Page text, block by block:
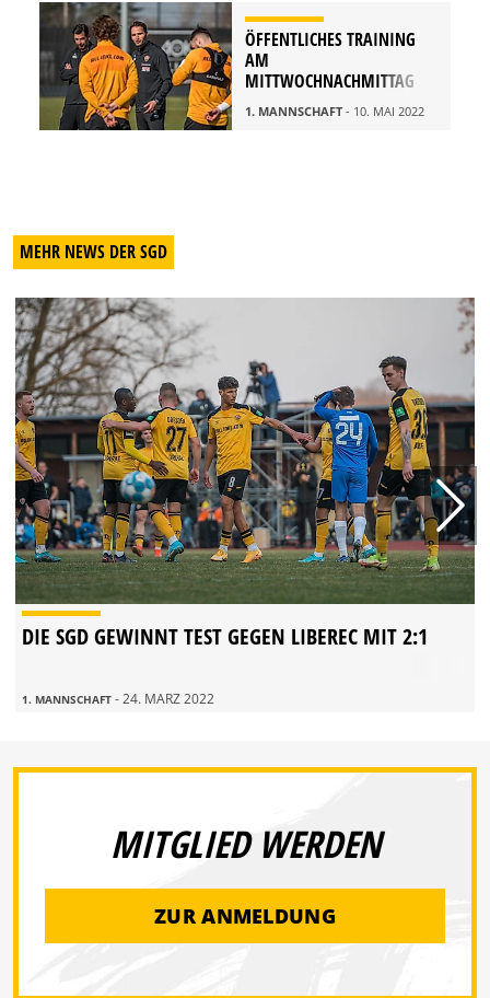
ÖFFENTLICHES TRAINING
AM
MITTWOCHNACHMITTAG
1. MANNSCHAFT- 10. MAI 2022
MEHR NEWS DER SGD
DIE SGD GEWINNT TEST GEGEN LIBEREC MIT 2:1
1. MANNSCHAFT - 24. MÄRZ 2022
MITGLIED WERDEN
ZUR ANMELDUNG